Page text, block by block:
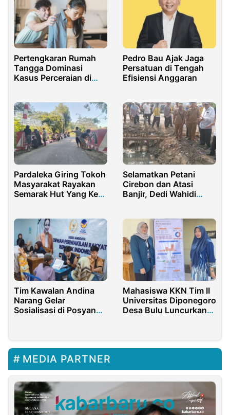
Pertengkaran Rumah
Tangga Dominasi
Kasus Perceraian di
Pedro Bau Ajak Jaga
Persatuan di Tengah
Efisiensi Anggaran
Pardaleka Giring Tokoh
Masyarakat Rayakan
Semarak Hut Yang Ke-
Selamatkan Petani
Cirebon dan Atasi
Banjir, Dedi Wahidi
Pantura
Tim Kawalan Andina
Narang Gelar
Sosialisasi di Posyandu
Mahasiswa KKN Tim II
Universitas Diponegoro
Desa Bulu Luncurkan
MEDIA PARTNER